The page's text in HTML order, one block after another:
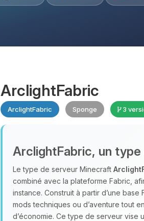
ArclightFabric
ArclightFabric Sponge 3
ArclightFabric, un
Le type de serveur Minecraft
combiné avec la plateforme Fabric,
instance. Construit à partir d’une
mods techniques ou d’aventure tout
d’économie. Ce type de serveur vise